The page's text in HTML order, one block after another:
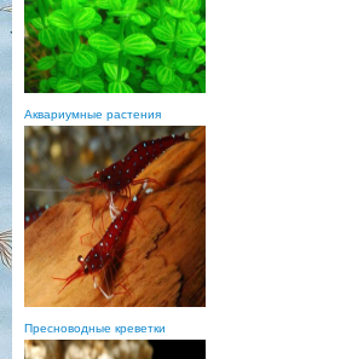
Аквариумные растения
Пресноводные креветки